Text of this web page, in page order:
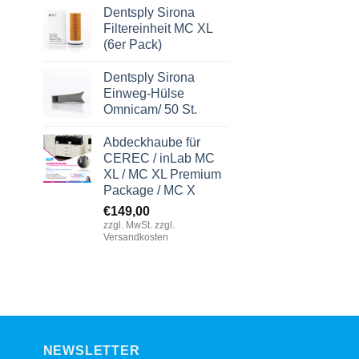
Dentsply Sirona
Filtereinheit MC XL
(6er Pack)
Dentsply Sirona
Einweg-Hülse
Omnicam/ 50 St.
Abdeckhaube für
CEREC / inLab MC
XL / MC XL Premium
Package / MC X
€149,00
zzgl. MwSt. zzgl.
Versandkosten
NEWSLETTER